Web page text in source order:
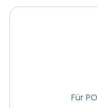
Für